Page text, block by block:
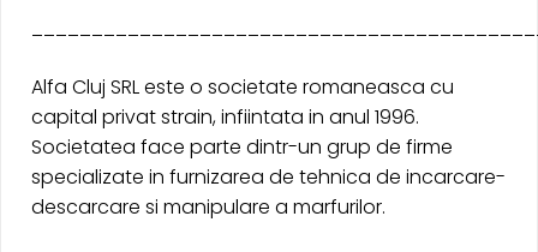
Alfa Cluj SRL este o societate romaneasca cu
capital privat strain, infiintata in anul 1996.
Societatea face parte dintr-un grup de firme
specializate in furnizarea de tehnica de incarcare-
descarcare si manipulare a marfurilor.